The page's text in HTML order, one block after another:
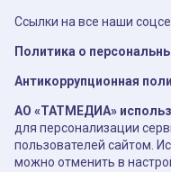
Ссылки на все наши
Политика о
Антикоррупционная
АО «ТАТМЕДИА»
для персонализации
пользователей сайтом.
можно отменить в